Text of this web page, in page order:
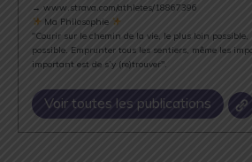
→ www.strava.com/athletes/18867396
Ma Philosophie
"Courir sur le chemin de la vie, le plus loin
possible. Emprunter tous les sentiers, même les
important est de s’y (re)trouver".
Voir toutes les publications